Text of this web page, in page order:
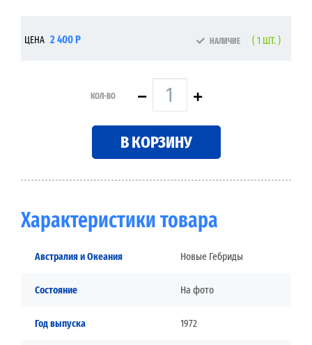
ЦЕНА 2 400 Р НАЛИЧИЕ ( 1 ШТ. )
КОЛ-ВО
В КОРЗИНУ
Характеристики товара
Австралия и Океания Новые Гебриды
Состояние На фото
Год выпуска 1972